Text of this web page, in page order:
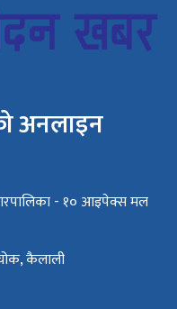
अनलाइन
- १० आइपेक्स मल
कैलाली